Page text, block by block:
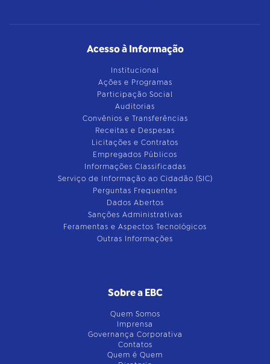
Acesso à Informação
Institucional
Ações e Programas
Participação Social
Auditorias
Convênios e Transferências
Receitas e Despesas
Licitações e Contratos
Empregados Públicos
Informações Classificadas
Serviço de Informação ao Cidadão (SIC)
Perguntas Frequentes
Dados Abertos
Sanções Administrativas
Feramentas e Aspectos Tecnológicos
Outras Informações
Sobre a EBC
Quem Somos
Imprensa
Governança Corporativa
Contatos
Quem é Quem